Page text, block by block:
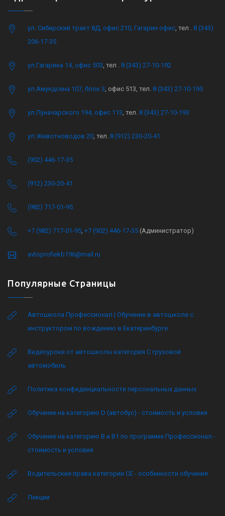
ул. Сибирский тракт 8Д, офис 210, Гагарин офис , тел . 8 (343)
206-17-35
ул.Гагарина 14, офис 503 , тел . 8 (343) 27-10-192
ул.Амундсена 107, блок 3 , офис 513, тел. 8 (343) 27-10-195
ул.Луначарского 194, офис 113 , тел. 8 (343) 27-10-193
ул.Животноводов 20 , тел. 8 (912) 230-20-41
(902) 446-17-35
(912) 230-20-41
(982) 717-01-95
+7 (982) 717-01-95 +7 (902) 446-17-35 (Администратор)
avtoprofiekb196@mail.ru
Популярные Страницы
Автошкола Профессионал | Обучение в автошколе с
инструктором по вождению в Екатеринбурге
Видеоуроки от автошколы категория C грузовой
автомобиль
Политика конфиденциальности персональных данных
Обучение на категорию D (автобус) - стоимость и условия
Обучение на категорию B и B1 по программе Профессионал -
стоимость и условия
Водительские права категории CE - особенности обучения
Лекции